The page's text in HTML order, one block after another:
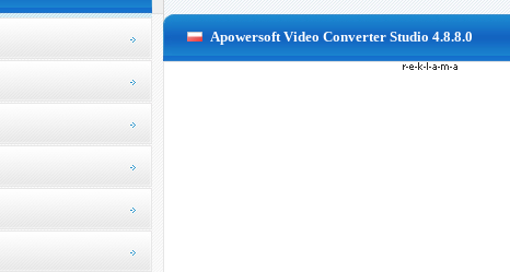
Apowersoft Video Converter Studio 4.8.8.0